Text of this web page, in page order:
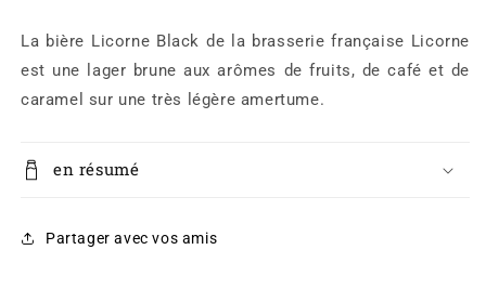
La bière Licorne Black de la brasserie française Licorne
est une lager brune aux arômes de fruits, de café et de
caramel sur une très légère amertume.
en résumé
Partager avec vos amis